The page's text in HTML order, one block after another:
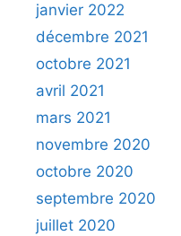
janvier 2022
décembre 2021
octobre 2021
avril 2021
mars 2021
novembre 2020
octobre 2020
septembre 2020
juillet 2020